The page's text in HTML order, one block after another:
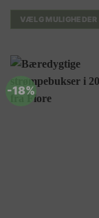
VÆLG MULIGHEDER
Mulighederne
kan
på
varesiden
-18%